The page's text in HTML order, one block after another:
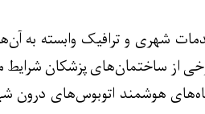
شهری و ترافیک وابسته به
از ساختمان‌های پزشکان شرایط
هوشمند اتوبوس‌های درون